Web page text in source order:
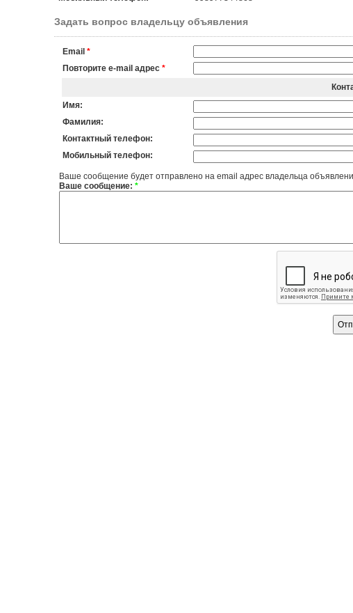
Задать вопрос владельцу объявления
Email *
Повторите e-mail адрес *
Имя:
Фамилия:
Контактный телефон:
Мобильный телефон:
Ваше сообщение будет отправлено на email адрес владельца
Ваше сообщение: *